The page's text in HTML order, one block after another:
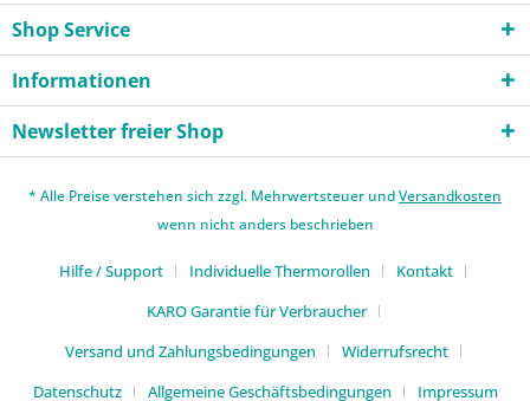
Shop Service
Informationen
Newsletter freier Shop
* Alle Preise verstehen sich zzgl. Mehrwertsteuer undVersandkosten
wenn nicht anders beschrieben
Hilfe / Support Individuelle Thermorollen
Kontakt
KARO Garantie für Verbraucher
Versand und Zahlungsbedingungen
Widerrufsrecht
Datenschutz
Allgemeine Geschäftsbedingungen Impressum